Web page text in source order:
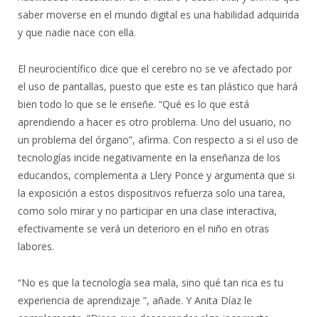
saber moverse en el mundo digital es una habilidad adquirida
y que nadie nace con ella.
El neurocientífico dice que el cerebro no se ve afectado por
el uso de pantallas, puesto que este es tan plástico que hará
bien todo lo que se le enseñe. “Qué es lo que está
aprendiendo a hacer es otro problema. Uno del usuario, no
un problema del órgano”, afirma. Con respecto a si el uso de
tecnologías incide negativamente en la enseñanza de los
educandos, complementa a Llery Ponce y argumenta que si
la exposición a estos dispositivos refuerza solo una tarea,
como solo mirar y no participar en una clase interactiva,
efectivamente se verá un deterioro en el niño en otras
labores.
“No es que la tecnología sea mala, sino qué tan rica es tu
experiencia de aprendizaje ”, añade. Y Anita Díaz le